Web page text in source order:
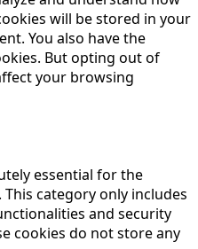
will be stored in your
You also have the
But opting out of
your browsing
essential for the
category only includes
and security
cookies do not store any